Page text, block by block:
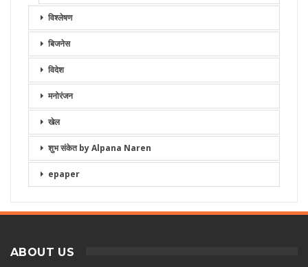
विश्लेषण
बिजनेस
विदेश
मनोरंजन
खेल
शुभ संकेत by Alpana Naren
epaper
ABOUT US